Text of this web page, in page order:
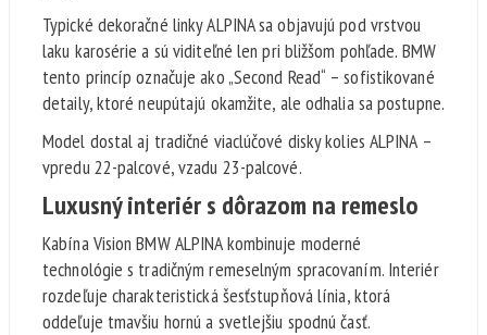
Typické dekoračné linky ALPINA sa objavujú pod vrstvou
laku karosérie a sú viditeľné len pri bližšom pohľade. BMW
tento princíp označuje ako „Second Read“ – sofistikované
detaily, ktoré neupútajú okamžite, ale odhalia sa postupne.
Model dostal aj tradičné viaclúčové disky kolies ALPINA –
vpredu 22-palcové, vzadu 23-palcové.
Luxusný interiér s dôrazom na remeslo
Kabína Vision BMW ALPINA kombinuje moderné
technológie s tradičným remeselným spracovaním. Interiér
rozdeľuje charakteristická šesťstupňová línia, ktorá
oddeľuje tmavšiu hornú a svetlejšiu spodnú časť.